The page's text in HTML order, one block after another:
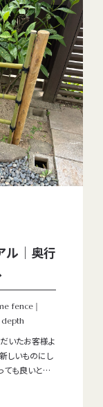
ル｜奥行
fence｜
いたお客様よ
しいものにし
ても良いとの